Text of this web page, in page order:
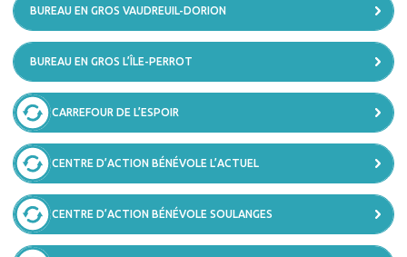
BUREAU EN GROS VAUDREUIL-DORION
BUREAU EN GROS L’ÎLE-PERROT
CARREFOUR DE L’ESPOIR
CENTRE D’ACTION BÉNÉVOLE L’ACTUEL
CENTRE D’ACTION BÉNÉVOLE SOULANGES